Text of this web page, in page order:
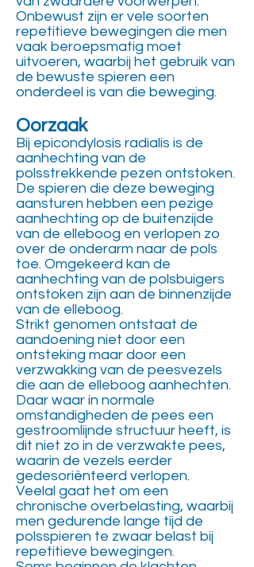
Onbewust zijn er vele soorten
repetitieve bewegingen die men
vaak beroepsmatig moet
uitvoeren, waarbij het gebruik van
de bewuste spieren een
onderdeel is van die beweging.
Oorzaak
Bij epicondylosis radialis is de
aanhechting van de
polsstrekkende pezen ontstoken.
De spieren die deze beweging
aansturen hebben een pezige
aanhechting op de buitenzijde
van de elleboog en verlopen zo
over de onderarm naar de pols
toe. Omgekeerd kan de
aanhechting van de polsbuigers
ontstoken zijn aan de binnenzijde
van de elleboog.
Strikt genomen ontstaat de
aandoening niet door een
ontsteking maar door een
verzwakking van de peesvezels
die aan de elleboog aanhechten.
Daar waar in normale
omstandigheden de pees een
gestroomlijnde structuur heeft, is
dit niet zo in de verzwakte pees,
waarin de vezels eerder
gedesoriënteerd verlopen.
Veelal gaat het om een
chronische overbelasting, waarbij
men gedurende lange tijd de
polsspieren te zwaar belast bij
repetitieve bewegingen.